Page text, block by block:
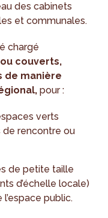
des cabinets
et communales.
chargé
couverts,
de manière
pour :
verts
de rencontre ou
de petite taille
d’échelle locale)
public.